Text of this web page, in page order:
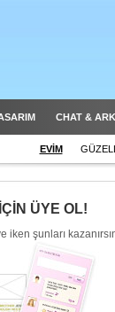
CHAT &
EVİM
ÜYE OL!
şunları